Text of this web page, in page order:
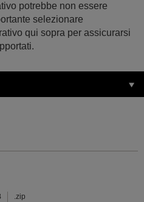
potrebbe non essere
selezionare
qui sopra per assicurarsi
.zip